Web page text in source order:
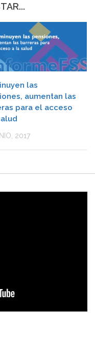
las
aumentan las
para el acceso
2017